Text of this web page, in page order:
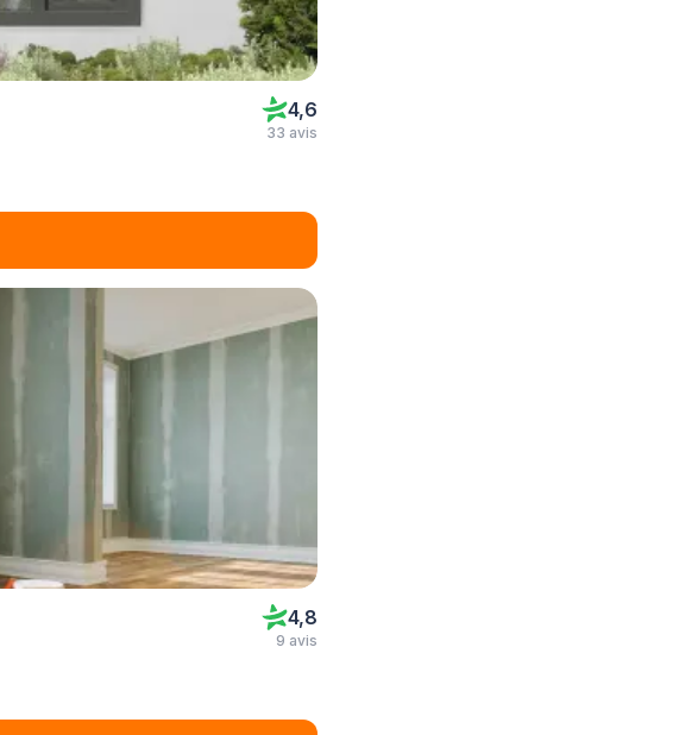
4,6
33 avis
4,8
9 avis